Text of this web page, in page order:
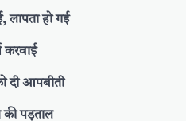
लापता हो गई
करवाई
दी आपबीती
की पड़ताल